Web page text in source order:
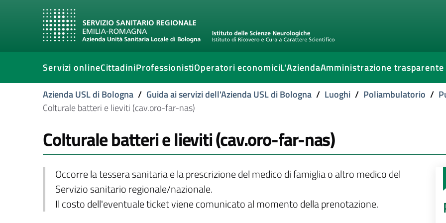
Servizi onlineCittadiniProfessionistiOperatori economiciL'AziendaAmministrazione trasparente
Azienda USL di Bologna / Guida ai servizi dell'Azienda USL di Bologna / Luoghi / Poliambulatorio /
Colturale batteri e lieviti (cav.oro-far-nas)
Colturale batteri e lieviti (cav.oro-far-nas)
Occorre la tessera sanitaria e la prescrizione del medico di famiglia o altro medico del
Servizio sanitario regionale/nazionale.
Il costo dell'eventuale ticket viene comunicato al momento della prenotazione.